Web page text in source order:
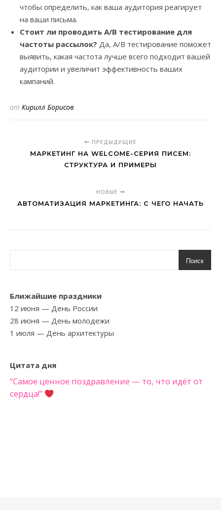
чтобы определить, как ваша аудитория реагирует
на ваши письма.
Стоит ли проводить A/B тестирование для
частоты рассылок? Да, A/B тестирование поможет
выявить, какая частота лучше всего подходит вашей
аудитории и увеличит эффективность ваших
кампаний.
от Кирилл Борисов
ПРЕДЫДУЩИЕ
МАРКЕТИНГ НА WELCOME-СЕРИЯ ПИСЕМ:
СТРУКТУРА И ПРИМЕРЫ
НОВЫЕ
АВТОМАТИЗАЦИЯ МАРКЕТИНГА: С ЧЕГО НАЧАТЬ
Поиск
Ближайшие праздники
12 июня — День России
28 июня — День молодежи
1 июля — День архитектуры
Цитата дня
“Самое ценное поздравление — то, что идёт от
сердца!”